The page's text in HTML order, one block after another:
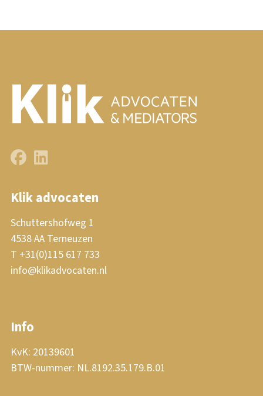
Klik advocaten
Schuttershofweg 1
4538 AA Terneuzen
T +31(0)115 617 733
info@klikadvocaten.nl
Info
KvK: 20139601
BTW-nummer: NL.8192.35.179.B.01